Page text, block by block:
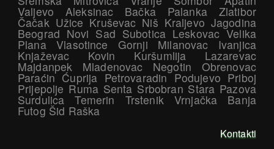
Valjevo Aleksinac Bačka Palanka Zlatibor
Čačak Užice Kruševac Niš Kraljevo Jagodina
Beograd Novi Sad Subotica Leskovac Velika
Plana Vlasotince Gornji Milanovac Ivanjica
Knjaževac Kovin Kuršumlija Lazarevac
Majdanpek Mladenovac Negotin Obrenovac
Paraćin Ćuprija Petrovaradin Podujevo Priboj
Prijepolje Ruma Senta Srbobran Stara Pazova
Surdulica Temerin Trstenik Vrnjačka Banja
Futog Šid Raška
Kontakti